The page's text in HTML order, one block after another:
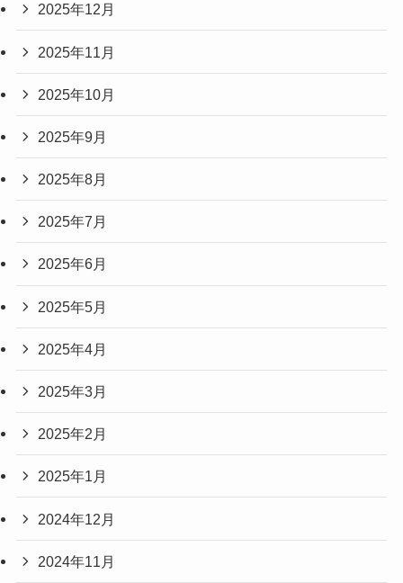
2025年12月
2025年11月
2025年10月
2025年9月
2025年8月
2025年7月
2025年6月
2025年5月
2025年4月
2025年3月
2025年2月
2025年1月
2024年12月
2024年11月